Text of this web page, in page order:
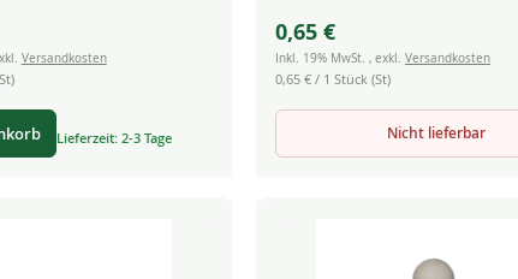
Versandkosten
Lieferzeit: 2-3 Tage
0,65 €
Inkl. 19% MwSt.,exkl.Versandkosten
0,65 € / 1 Stück (St)
Nicht lieferbar